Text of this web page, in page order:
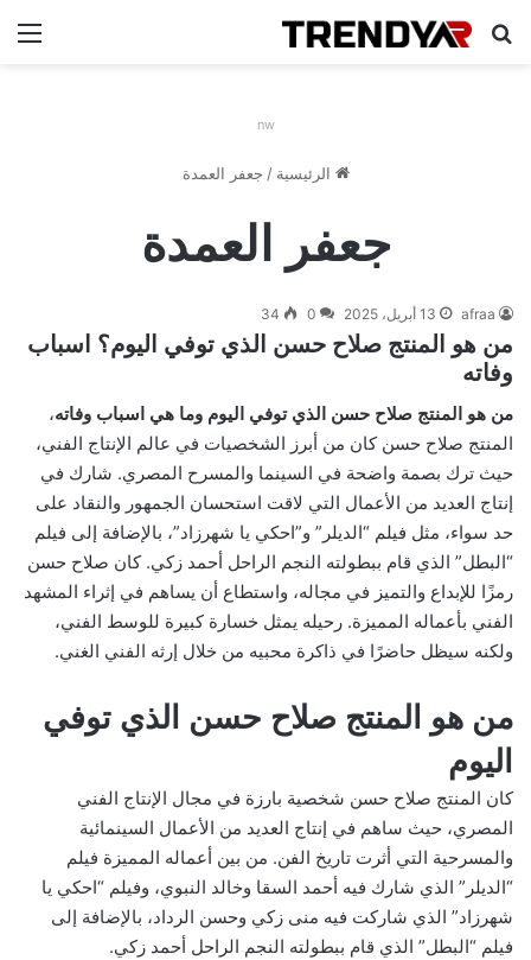
بحث عن
nw
الرئيسية / جعفر العمدة
جعفر العمدة
afraa 13 أبريل، 2025 0
34
من هو المنتج صلاح حسن الذي توفي اليوم؟ اسباب
وفاته
من هو المنتج صلاح حسن الذي توفي اليوم وما هي اسباب وفاته،
المنتج صلاح حسن كان من أبرز الشخصيات في عالم الإنتاج الفني،
حيث ترك بصمة واضحة في السينما والمسرح المصري. شارك في
إنتاج العديد من الأعمال التي لاقت استحسان الجمهور والنقاد على
حد سواء، مثل فيلم “الديلر” و”احكي يا شهرزاد”، بالإضافة إلى فيلم
“البطل” الذي قام ببطولته النجم الراحل أحمد زكي. كان صلاح حسن
رمزًا للإبداع والتميز في مجاله، واستطاع أن يساهم في إثراء المشهد
الفني بأعماله المميزة. رحيله يمثل خسارة كبيرة للوسط الفني،
ولكنه سيظل حاضرًا في ذاكرة محبيه من خلال إرثه الفني الغني.
من هو المنتج صلاح حسن الذي توفي
اليوم
كان المنتج صلاح حسن شخصية بارزة في مجال الإنتاج الفني
المصري، حيث ساهم في إنتاج العديد من الأعمال السينمائية
والمسرحية التي أثرت تاريخ الفن. من بين أعماله المميزة فيلم
“الديلر” الذي شارك فيه أحمد السقا وخالد النبوي، وفيلم “احكي يا
شهرزاد” الذي شاركت فيه منى زكي وحسن الرداد، بالإضافة إلى
فيلم “البطل” الذي قام ببطولته النجم الراحل أحمد زكي.